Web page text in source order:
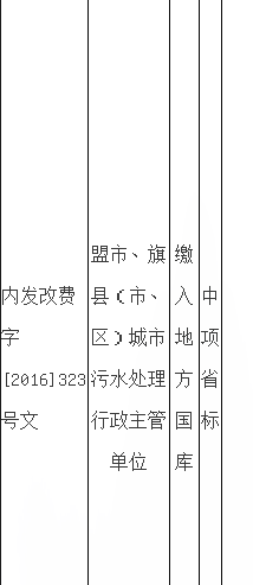
内发改费
字
[2016]323
号文
盟市、旗
县（市、
区）城市
污水处理
行政主管
单位
缴
入
地
方
国
库
中
项
省
标